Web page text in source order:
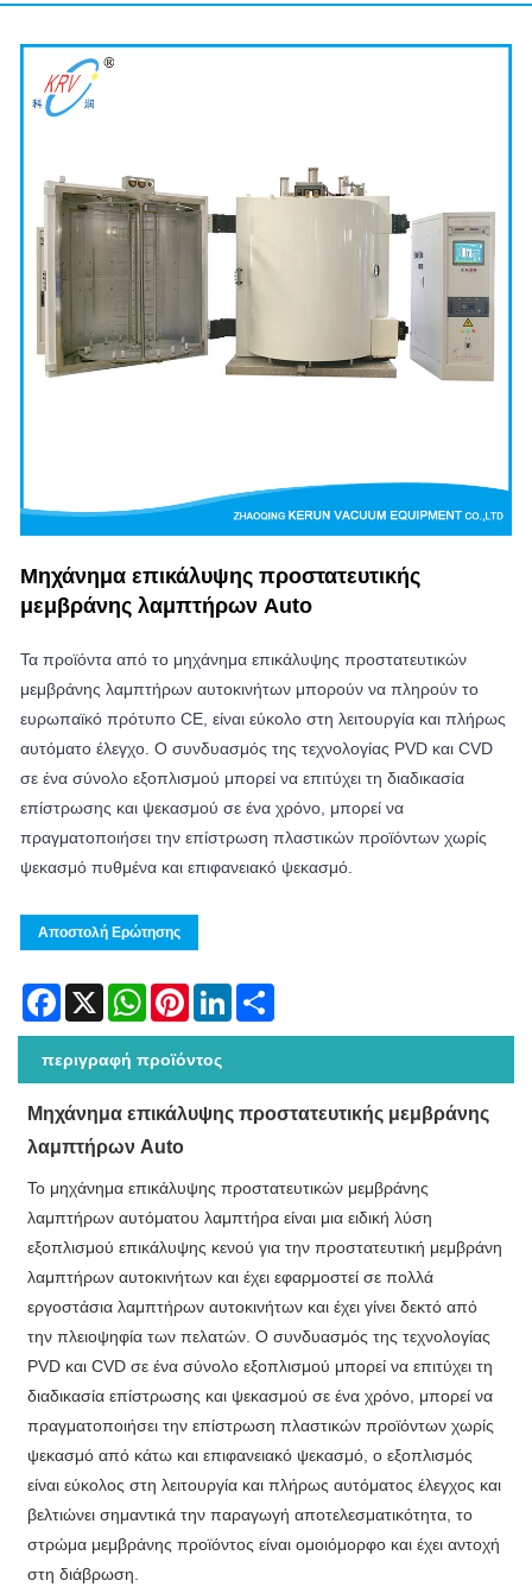
Μηχάνημα επικάλυψης προστατευτικής
μεμβράνης λαμπτήρων Auto
Τα προϊόντα από το μηχάνημα επικάλυψης προστατευτικών
μεμβράνης λαμπτήρων αυτοκινήτων μπορούν να πληρούν το
ευρωπαϊκό πρότυπο CE, είναι εύκολο στη λειτουργία και πλήρως
αυτόματο έλεγχο. Ο συνδυασμός της τεχνολογίας PVD και CVD
σε ένα σύνολο εξοπλισμού μπορεί να επιτύχει τη διαδικασία
επίστρωσης και ψεκασμού σε ένα χρόνο, μπορεί να
πραγματοποιήσει την επίστρωση πλαστικών προϊόντων χωρίς
ψεκασμό πυθμένα και επιφανειακό ψεκασμό.
Αποστολή Ερώτησης
Facebook
X WhatsAppPinterestLinkedIn
περιγραφή προϊόντος
Μηχάνημα επικάλυψης προστατευτικής μεμβράνης
λαμπτήρων Auto
Το μηχάνημα επικάλυψης προστατευτικών μεμβράνης
λαμπτήρων αυτόματου λαμπτήρα είναι μια ειδική λύση
εξοπλισμού επικάλυψης κενού για την προστατευτική μεμβράνη
λαμπτήρων αυτοκινήτων και έχει εφαρμοστεί σε πολλά
εργοστάσια λαμπτήρων αυτοκινήτων και έχει γίνει δεκτό από
την πλειοψηφία των πελατών. Ο συνδυασμός της τεχνολογίας
PVD και CVD σε ένα σύνολο εξοπλισμού μπορεί να επιτύχει τη
διαδικασία επίστρωσης και ψεκασμού σε ένα χρόνο, μπορεί να
πραγματοποιήσει την επίστρωση πλαστικών προϊόντων χωρίς
ψεκασμό από κάτω και επιφανειακό ψεκασμό, ο εξοπλισμός
είναι εύκολος στη λειτουργία και πλήρως αυτόματος έλεγχος και
βελτιώνει σημαντικά την παραγωγή αποτελεσματικότητα, το
στρώμα μεμβράνης προϊόντος είναι ομοιόμορφο και έχει αντοχή
στη διάβρωση.